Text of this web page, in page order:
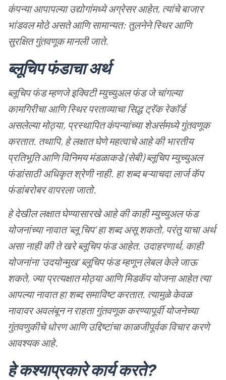
कंपन्या आपापल्या उद्योगांमध्ये अग्रेसर आहेत, त्यांचे बाजार
भांडवल मोठे असते आणि सामान्यत: तुलनेने स्थिर आणि
सुरक्षित गुंतवणूक मानली जाते.
ब्लूचिपफंडाचाअर्थ
ब्लूचिप फंड म्हणजे इक्विटी म्युच्युअल फंड जे चांगल्या
कामगिरीचा आणि स्थिर परताव्याचा सिद्ध ट्रॅक रेकॉर्ड
असलेल्या मोठ्या, प्रस्थापित कंपन्यांच्या शेअर्समध्ये गुंतवणूक
करतात. तथापि, हे लक्षात घेणे महत्वाचे आहे की भारतीय
प्रतिभूति आणि विनिमय मंडळाकडे(सेबी)ब्लूचिप म्युच्युअल
फंडांसाठी अधिकृत श्रेणी नाही. हा शब्द बऱ्याचदा लार्ज कॅप
फंडांबरोबर वापरला जातो.
हे देखील लक्षात घेण्यासारखे आहे की काही म्युच्युअल फंड
योजनांच्या नावात'ब्लू चिप'हा शब्द असू शकतो, परंतु याचा अर्थ
असा नाही की ते खरे ब्लूचिप फंड आहेत. उदाहरणार्थ, काही
योजनांना'उदयोन्मुख'ब्लूचिप फंड म्हणून लेबल केले जाऊ
शकते, ज्या प्रत्यक्षात मोठ्या आणि मिडकॅप योजना आहेत त्या
आपल्या नावात हा शब्द समाविष्ट करतात. त्यामुळे केवळ
नावावर अवलंबून न राहता गुंतवणूक करण्यापूर्वीयोजनेच्या
गुंतवणुकीचे धोरण आणि उद्दिष्टांचा काळजीपूर्वक विचार करणे
आवश्यक आहे.
हेकश्याप्रकारेकार्यकरते?